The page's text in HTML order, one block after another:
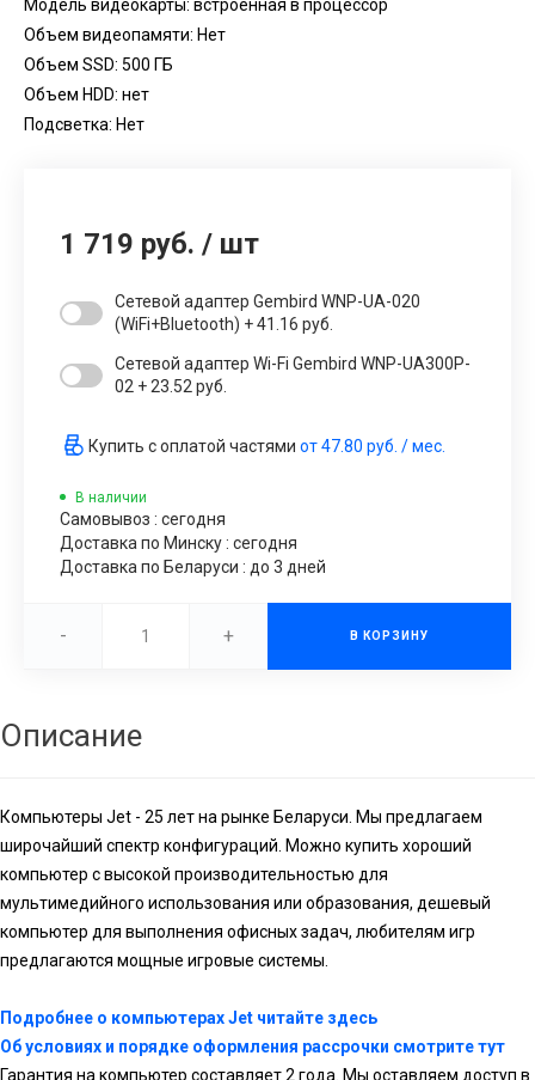
Модель видеокарты: встроенная в процессор
Объем видеопамяти: Нет
Объем SSD: 500 ГБ
Объем HDD: нет
Подсветка: Нет
1 719 руб. / шт
Сетевой адаптер Gembird WNP-UA-020
(WiFi+Bluetooth) + 41.16 руб.
Сетевой адаптер Wi-Fi Gembird WNP-UA300P-
02 + 23.52 руб.
Купить с оплатой частями от47.80 руб. / мес.
В наличии
Самовывоз : сегодня
Доставка по Минску : сегодня
Доставка по Беларуси : до 3 дней
- + В КОРЗИНУ
Описание
Компьютеры Jet - 25 лет на рынке Беларуси. Мы предлагаем
широчайший спектр конфигураций. Можно купить хороший
компьютер с высокой производительностью для
мультимедийного использования или образования, дешевый
компьютер для выполнения офисных задач, любителям игр
предлагаются мощные игровые системы.
Подробнее о компьютерах Jet читайте здесь
Об условиях и порядке оформления рассрочки смотрите тут
Гарантия на компьютер составляет 2 года. Мы оставляем доступ в